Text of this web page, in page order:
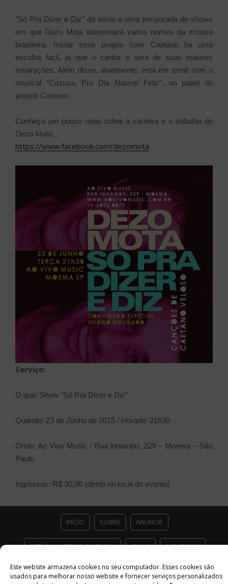
Este website armazena cookies no seu computador. Esses cookies são
usados ​​para melhorar nosso website e fornecer serviços personalizados
“Só Pra Dizer e Diz” dá início a uma temporada de shows
em que Dezo Mota interpretará vários nomes da música
brasileira. Iniciar esse projeto com Caetano foi uma
escolha fácil, já que o cantor é uma de suas maiores
inspirações. Além disso, atualmente, está em turnê com o
musical “Cazuza, Pro Dia Nascer Feliz”, no papel do
próprio Caetano.
Conheça um pouco mais sobre a carreira e o trabalho de
Dezo Mota:
https://www.facebook.com/dezomota
Serviço:
O que: Show “Só Pra Dizer e Diz”
Quando: 23 de Junho de 2015 / Horário: 21h30
Onde: Ao Vivo Music / Rua Inhambu, 229 – Moema – São
Paulo
Ingressos: R$ 30,00 (direto no local do evento)
INÍCIO SOBRE ANUNCIE
ESTÚDIO ACESSO CULTURAL GUIAS PARCEIROS
CONTATO POLÍTICA DE PRIVACIDADE